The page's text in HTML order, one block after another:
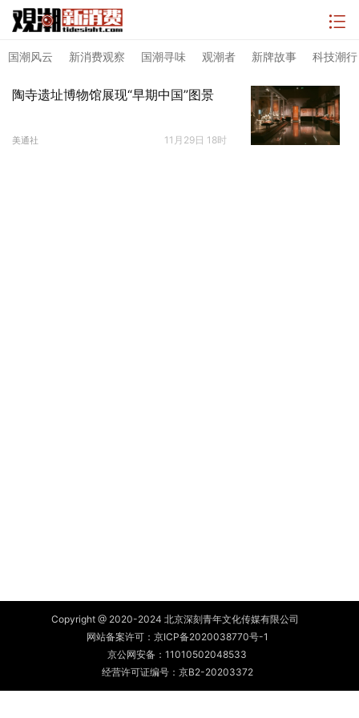
国潮风云 新消费观察 国潮寻味 观潮者 新牌故事 科技潮行
陶寺遗址博物馆展现“早期中国”图景
美通社 11月29日 18时
Copyright @ 2020-2024 北京深刻青年文化传媒有限公司
网站备案许可： 京ICP备2020038770号-1
京公网安备： 11010502048533
经营许可证编号：京B2-20203372